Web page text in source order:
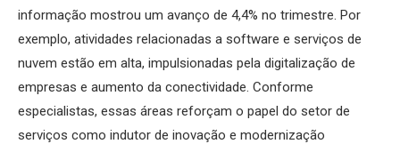
informação mostrou um avanço de 4,4% no trimestre. Por
exemplo, atividades relacionadas a software e serviços de
nuvem estão em alta, impulsionadas pela digitalização de
empresas e aumento da conectividade. Conforme
especialistas, essas áreas reforçam o papel do setor de
serviços como indutor de inovação e modernização